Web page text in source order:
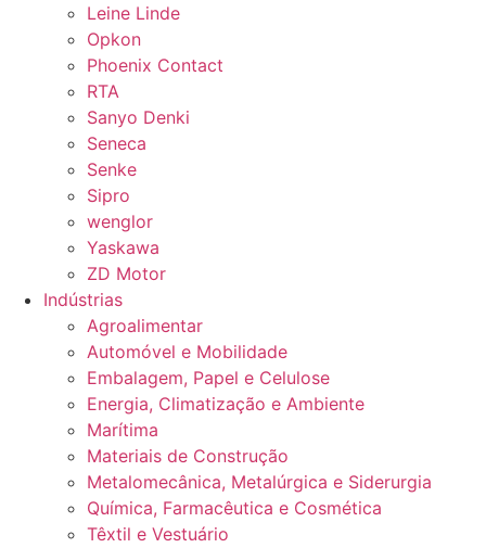
Leine Linde
Opkon
Phoenix Contact
RTA
Sanyo Denki
Seneca
Senke
Sipro
wenglor
Yaskawa
ZD Motor
Indústrias
Agroalimentar
Automóvel e Mobilidade
Embalagem, Papel e Celulose
Energia, Climatização e Ambiente
Marítima
Materiais de Construção
Metalomecânica, Metalúrgica e Siderurgia
Química, Farmacêutica e Cosmética
Têxtil e Vestuário